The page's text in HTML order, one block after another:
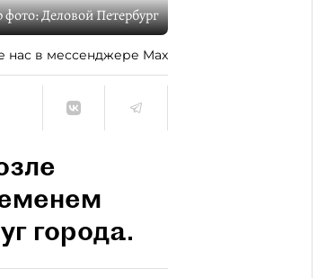
фото:Деловой Петербург
нас в мессенджере Max
города.